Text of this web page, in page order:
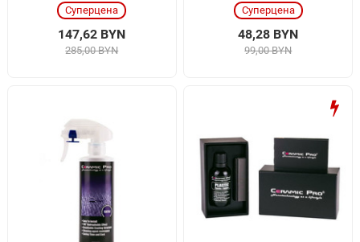
Суперцена
147,62 BYN
285,00 BYN
Суперцена
48,28 BYN
99,00 BYN